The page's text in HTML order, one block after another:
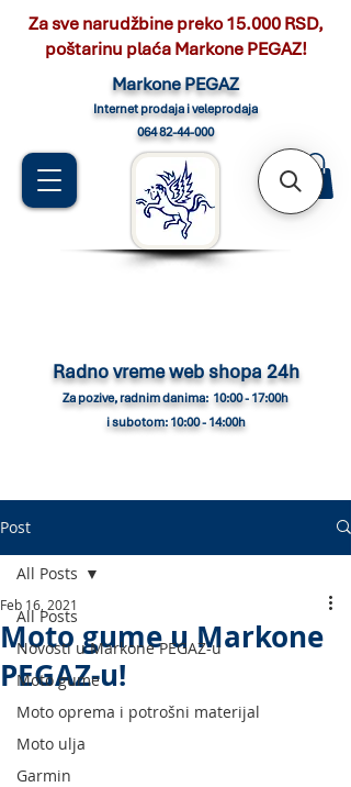
Markone PEGAZ
Internet prodaja i veleprodaja
064 82-44-000
Radno vreme web shopa 24h
Za pozive, radnim danima: 10:00 - 17:00h
i subotom: 10:00 - 14:00h
Za sve narudžbine preko 15.000 RSD,
poštarinu plaća Markone PEGAZ!
Post
All Posts
Novosti u Markone PEGAZ-u
Moto gume
Moto oprema i potrošni materijal
Moto ulja
Garmin
All Posts
Moto gume u Markone
PEGAZ-u!
Feb 16, 2021